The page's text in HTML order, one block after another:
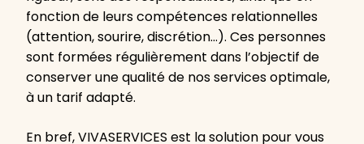
fonction de leurs compétences relationnelles
(attention, sourire, discrétion…). Ces personnes
sont formées régulièrement dans l’objectif de
conserver une qualité de nos services optimale,
à un tarif adapté.
En bref, VIVASERVICES est la solution pour vous